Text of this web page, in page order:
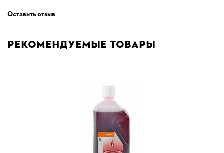
Оставить отзыв
Рекомендуемые товары